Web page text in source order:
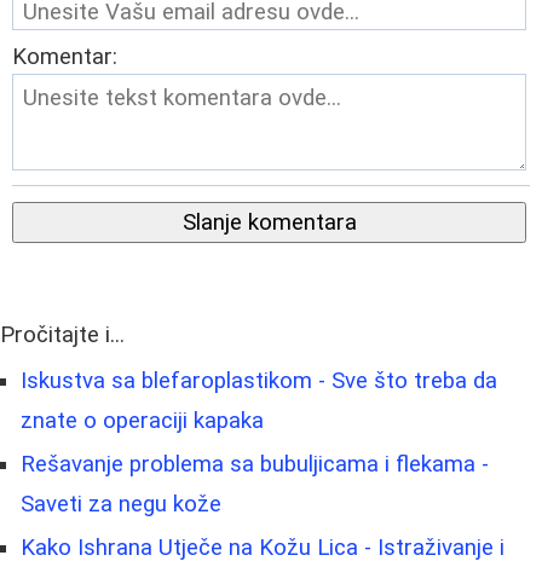
Komentar:
Slanje komentara
Pročitajte i...
Iskustva sa blefaroplastikom - Sve što treba da
znate o operaciji kapaka
Rešavanje problema sa bubuljicama i flekama -
Saveti za negu kože
Kako Ishrana Utječe na Kožu Lica - Istraživanje i